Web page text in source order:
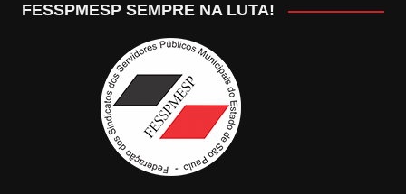
FESSPMESP SEMPRE NA LUTA!